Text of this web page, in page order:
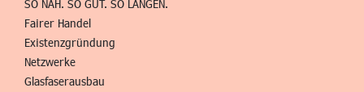
SO NAH. SO GUT. SO LANGEN.
Fairer Handel
Existenzgründung
Netzwerke
Glasfaserausbau